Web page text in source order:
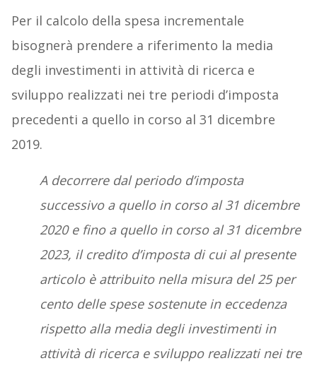
Per il calcolo della spesa incrementale
bisognerà prendere a riferimento la media
degli investimenti in attività di ricerca e
sviluppo realizzati nei tre periodi d’imposta
precedenti a quello in corso al 31 dicembre
2019.
A decorrere dal periodo d’imposta
successivo a quello in corso al 31 dicembre
2020 e fino a quello in corso al 31 dicembre
2023, il credito d’imposta di cui al presente
articolo è attribuito nella misura del 25 per
cento delle spese sostenute in eccedenza
rispetto alla media degli investimenti in
attività di ricerca e sviluppo realizzati nei tre